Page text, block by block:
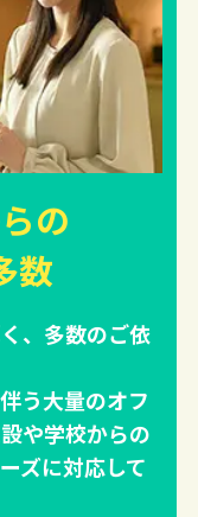
の
数
、多数のご依
う大量のオフ
や学校からの
ズに対応して